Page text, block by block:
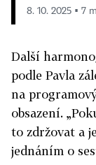
8. 10. 2025 ▪ 7
Další
podle Pavla
na
obsazení.
to zdržovat a
jednáním o